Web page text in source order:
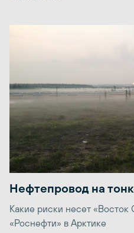
Нефтепровод на
Какие риски несет
«Роснефти» в Арктике